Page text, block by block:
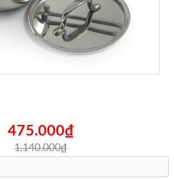
475.000₫
1.140.000₫